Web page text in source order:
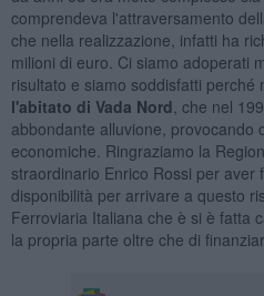
comprendeva l'attraversamento
che nella realizzazione, infatti ha
milioni di euro. Ci siamo adoperati
risultato e siamo soddisfatti perché
l'abitato di Vada Nord , che nel
abbondante alluvione, provocando
economiche. Ringraziamo la
straordinario Enrico Rossi per
disponibilità per arrivare a questo
Ferroviaria Italiana che è si è fatta
la propria parte oltre che di